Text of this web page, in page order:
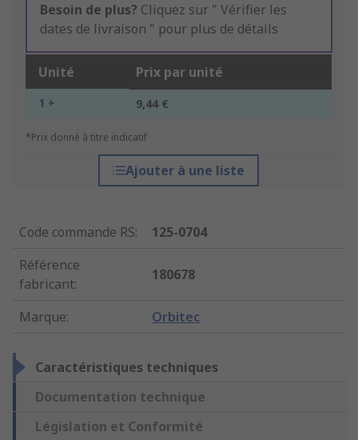
Besoin de plus? Cliquez sur " Vérifier les
dates de livraison " pour plus de détails
Unité Prix par unité
1 + 9,44 €
*Prix donné à titre indicatif
Ajouter à une liste
Code commande RS:
125-0704
Référence
fabricant:
180678
Marque: Orbitec
Caractéristiques techniques
Documentation technique
Législation et Conformité